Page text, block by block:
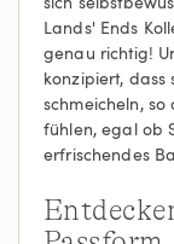
Lands' Ends
genau richtig!
konzipiert, dass
schmeicheln,
fühlen, egal ob
erfrischendes